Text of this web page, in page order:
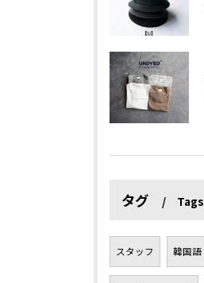
タグ Tags
スタッフ 韓国語